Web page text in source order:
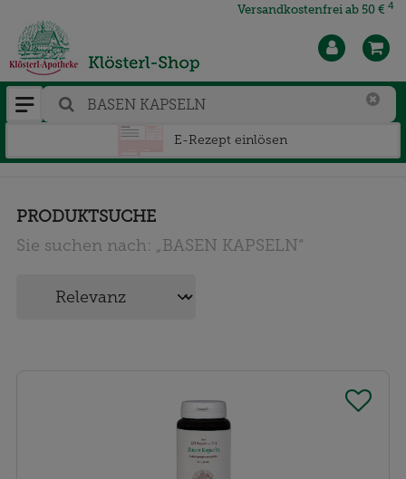
Versandkostenfrei ab 50 € 4
E-Rezept einlösen
PRODUKTSUCHE
Sie suchen nach: „BASEN KAPSELN“